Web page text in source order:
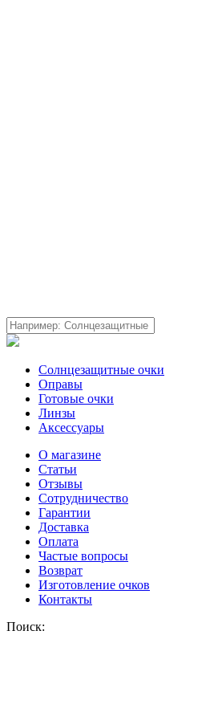
Солнцезащитные очки
Оправы
Готовые очки
Линзы
Аксессуары
О магазине
Статьи
Отзывы
Сотрудничество
Гарантии
Доставка
Оплата
Частые вопросы
Возврат
Изготовление очков
Контакты
Поиск: